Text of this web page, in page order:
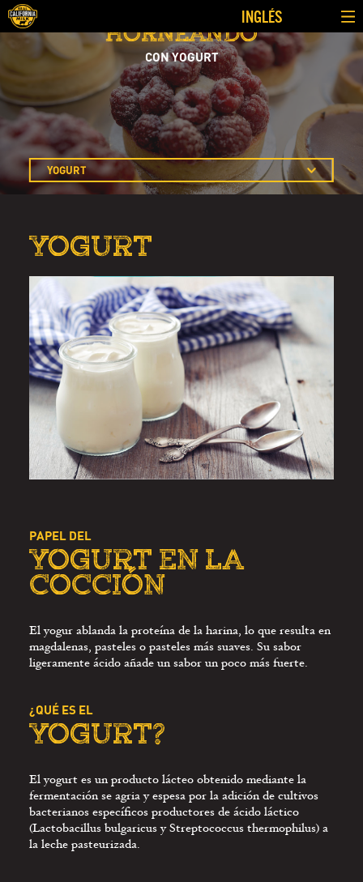
INGLÉS
HORNEANDO
CON YOGURT
LECHE
YOGURT
YOGURT
PAPEL DEL
YOGURT EN LA
COCCIÓN
El yogur ablanda la proteína de la harina, lo que resulta en
magdalenas, pasteles o pasteles más suaves. Su sabor
ligeramente ácido añade un sabor un poco más fuerte.
¿QUÉ ES EL
YOGURT?
El yogurt es un producto lácteo obtenido mediante la
fermentación se agria y espesa por la adición de cultivos
bacterianos específicos productores de ácido láctico
(Lactobacillus bulgaricus y Streptococcus thermophilus) a
la leche pasteurizada.